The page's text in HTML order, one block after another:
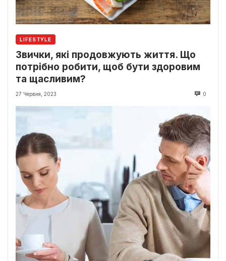
LIFESTYLE
Звички, які продовжують життя. Що
потрібно робити, щоб бути здоровим
та щасливим?
27 Червня, 2023 0